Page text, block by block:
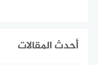
أحدث المقالات